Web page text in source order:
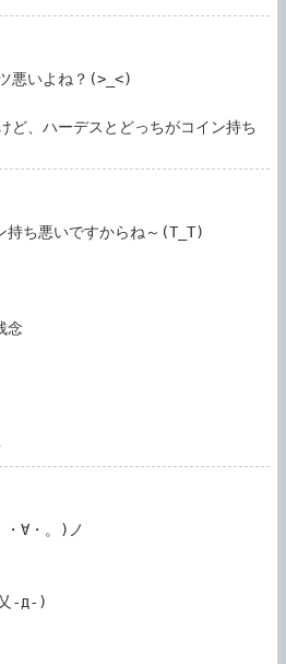
悪いよね？(>_<)
ど、ハーデスとどっちがコイン持ち
ち悪いですからね～(T_T)
念
・∀・。)ノ
乂-д-)